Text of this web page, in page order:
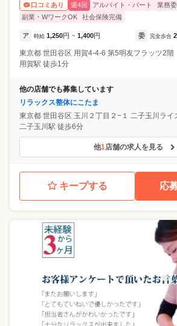
口コミあり 週4回 アルバイト・パート 業務
副業・WワークOK
社会保険完備
ア 時給 1,250円 ~ 1,400円 委 完全歩合
東京都 世田谷区 用賀4-4-6 第5明友フラッツ2階
用賀駅 徒歩1分
他の店舗でも募集しています
リラックス整体にこたま
東京都 世田谷区 玉川２丁目２−１ 二子玉川ライ
二子玉川駅 徒歩6分
他1店舗の求人を見る
キープする 応